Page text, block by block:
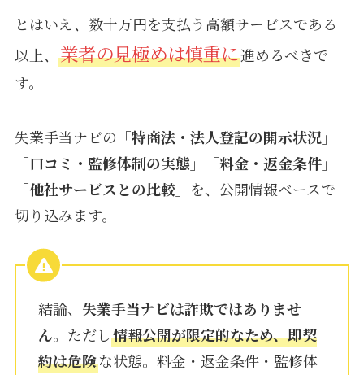
とはいえ、数十万円を支払う高額サービスである
以上、 業者の見極めは慎重に進めるべきで
す。
失業手当ナビの 「特商法・法人登記の開示状況」
「口コミ・監修体制の実態」「料金・返金条件」
「他社サービスとの比較」 を、公開情報ベースで
切り込みます。
結論、 失業手当ナビは詐欺ではありませ
ん。ただし情報公開が限定的なため、即契
約は危険な状態。料金・返金条件・監修体